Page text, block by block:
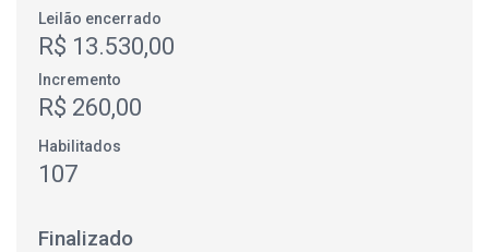
Leilão encerrado
R$ 13.530,00
Incremento
R$ 260,00
Habilitados
107
Finalizado